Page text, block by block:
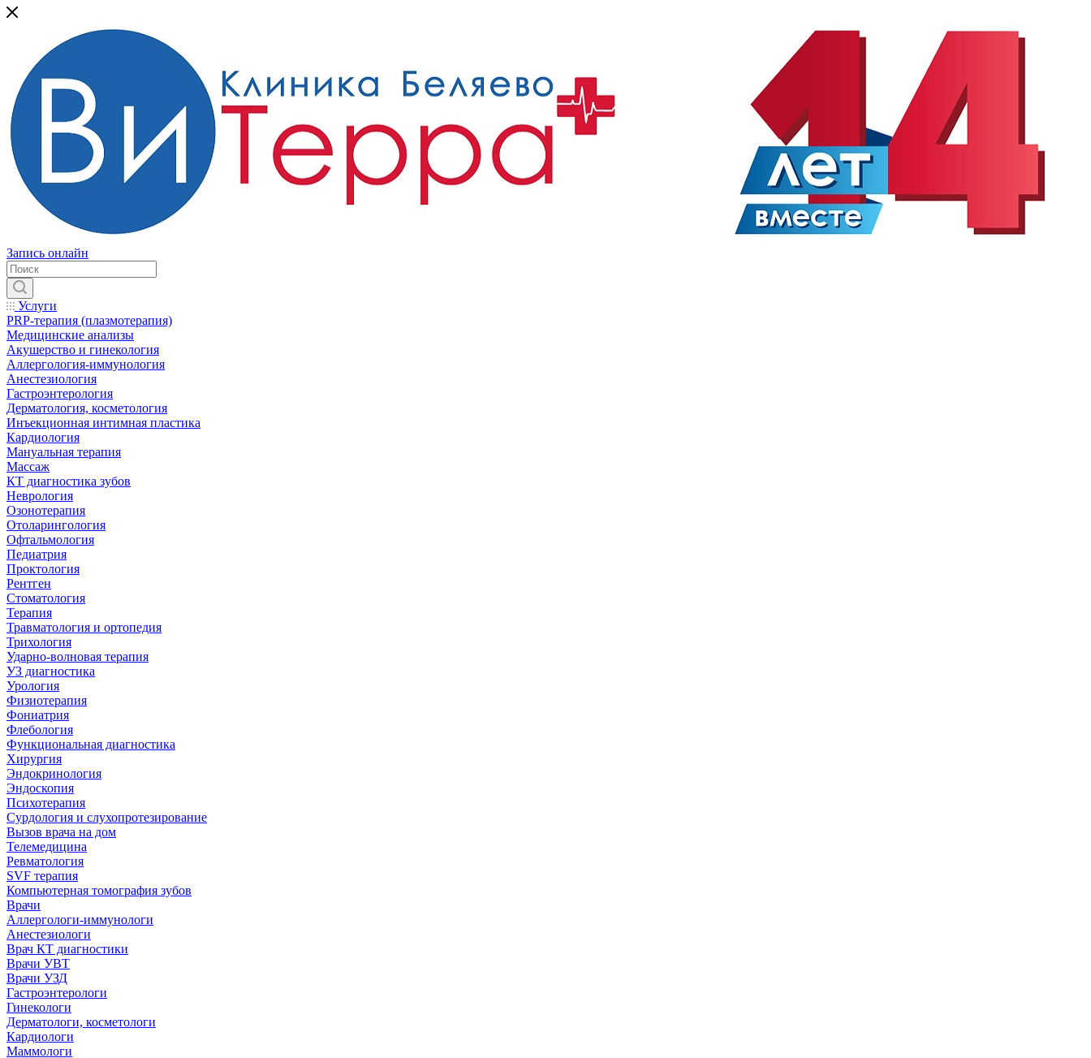
Запись онлайн
Услуги
PRP-терапия (плазмотерапия)
Медицинские анализы
Акушерство и гинекология
Аллергология-иммунология
Анестезиология
Гастроэнтерология
Дерматология, косметология
Инъекционная интимная пластика
Кардиология
Мануальная терапия
Массаж
КТ диагностика зубов
Неврология
Озонотерапия
Отоларингология
Офтальмология
Педиатрия
Проктология
Рентген
Стоматология
Терапия
Травматология и ортопедия
Трихология
Ударно-волновая терапия
УЗ диагностика
Урология
Физиотерапия
Фониатрия
Флебология
Функциональная диагностика
Хирургия
Эндокринология
Эндоскопия
Психотерапия
Сурдология и слухопротезирование
Вызов врача на дом
Телемедицина
Ревматология
SVF терапия
Компьютерная томография зубов
Врачи
Аллергологи-иммунологи
Анестезиологи
Врач КТ диагностики
Врачи УВТ
Врачи УЗД
Гастроэнтерологи
Гинекологи
Дерматологи, косметологи
Кардиологи
Маммологи